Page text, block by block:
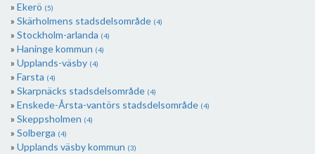
Ekerö (5)
Skärholmens stadsdelsområde (4)
Stockholm-arlanda (4)
Haninge kommun (4)
Upplands-väsby (4)
Farsta (4)
Skarpnäcks stadsdelsområde (4)
Enskede-Årsta-vantörs stadsdelsområde (4)
Skeppsholmen (4)
Solberga (4)
Upplands väsby kommun (3)